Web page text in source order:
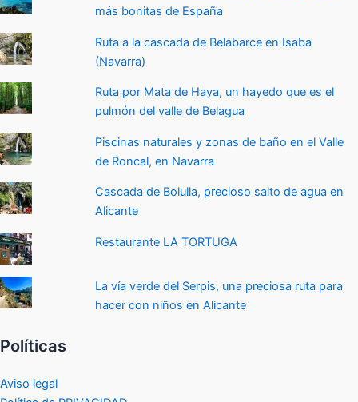
más bonitas de España
Ruta a la cascada de Belabarce en Isaba
(Navarra)
Ruta por Mata de Haya, un hayedo que es el
pulmón del valle de Belagua
Piscinas naturales y zonas de baño en el Valle
de Roncal, en Navarra
Cascada de Bolulla, precioso salto de agua en
Alicante
Restaurante LA TORTUGA
La vía verde del Serpis, una preciosa ruta para
hacer con niños en Alicante
Políticas
Aviso legal